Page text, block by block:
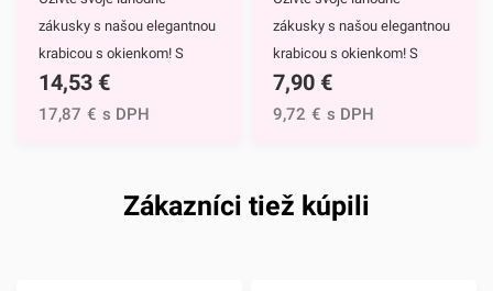
zákusky s našou elegantnou
krabicou s okienkom! S
rozmermi 35x21x8 cm
poskytuje dostatok priestoru
priehľadnému okienku
môžete jednoducho
14,53 €
17,87 € s DPH
zákusky s našou elegantnou
krabicou s okienkom! S
rozmermi 28x18x10 cm
poskytuje dostatok priestoru
priehľadnému okienku
môžete jednoducho
7,90 €
9,72 € s DPH
Zákazníci tiež kúpili